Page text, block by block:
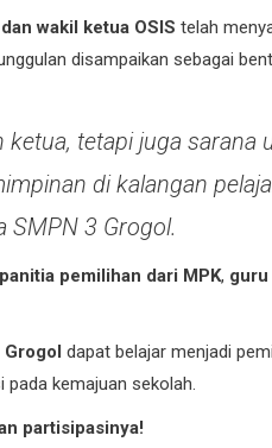
wakil ketua OSIS telah
disampaikan sebagai
ketua, tetapi juga
di kalangan
SMPN 3 Grogol.
panitia pemilihan dari MPK, guru
Grogol dapat belajar menjadi
kemajuan sekolah.
partisipasinya!